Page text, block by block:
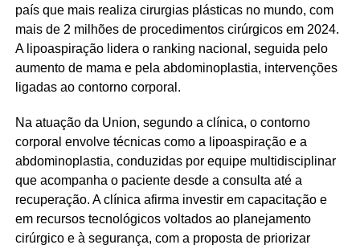
país que mais realiza cirurgias plásticas no mundo, com
mais de 2 milhões de procedimentos cirúrgicos em 2024.
A lipoaspiração lidera o ranking nacional, seguida pelo
aumento de mama e pela abdominoplastia, intervenções
ligadas ao contorno corporal.
Na atuação da Union, segundo a clínica, o contorno
corporal envolve técnicas como a lipoaspiração e a
abdominoplastia, conduzidas por equipe multidisciplinar
que acompanha o paciente desde a consulta até a
recuperação. A clínica afirma investir em capacitação e
em recursos tecnológicos voltados ao planejamento
cirúrgico e à segurança, com a proposta de priorizar